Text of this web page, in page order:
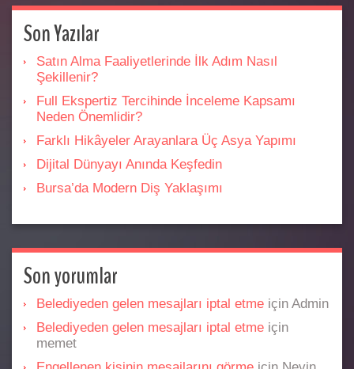
Son Yazılar
Satın Alma Faaliyetlerinde İlk Adım Nasıl
Şekillenir?
Full Ekspertiz Tercihinde İnceleme Kapsamı
Neden Önemlidir?
Farklı Hikâyeler Arayanlara Üç Asya Yapımı
Dijital Dünyayı Anında Keşfedin
Bursa’da Modern Diş Yaklaşımı
Son yorumlar
Belediyeden gelen mesajları iptal etme için Admin
Belediyeden gelen mesajları iptal etme için
memet